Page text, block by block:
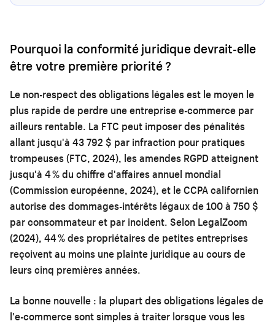
Pourquoi la conformité juridique devrait-elle
être votre première priorité ?
Le non-respect des obligations légales est le moyen le
plus rapide de perdre une entreprise e-commerce par
ailleurs rentable. La FTC peut imposer des pénalités
allant jusqu'à 43 792 $ par infraction pour pratiques
trompeuses (FTC, 2024), les amendes RGPD atteignent
jusqu'à 4 % du chiffre d'affaires annuel mondial
(Commission européenne, 2024), et le CCPA californien
autorise des dommages-intérêts légaux de 100 à 750 $
par consommateur et par incident. Selon LegalZoom
(2024), 44 % des propriétaires de petites entreprises
reçoivent au moins une plainte juridique au cours de
leurs cinq premières années.
La bonne nouvelle : la plupart des obligations légales de
l'e-commerce sont simples à traiter lorsque vous les